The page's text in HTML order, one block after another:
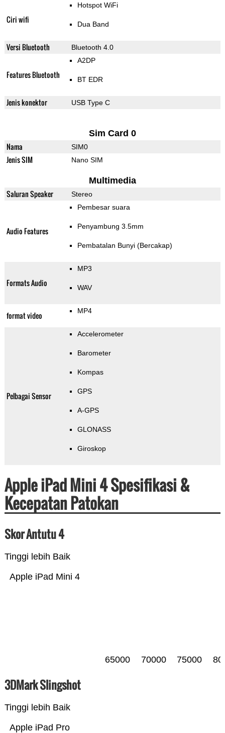
Ciri wifi
Hotspot WiFi
Dua Band
Versi Bluetooth Bluetooth 4.0
Features Bluetooth
A2DP
BT EDR
Jenis konektor USB Type C
Sim Card 0
Nama SIM0
Jenis SIM Nano SIM
Multimedia
Saluran Speaker Stereo
Audio Features
Pembesar suara
Penyambung 3.5mm
Pembatalan Bunyi (Bercakap)
Formats Audio
MP3
WAV
format video MP4
Pelbagai Sensor
Accelerometer
Barometer
Kompas
GPS
A-GPS
GLONASS
Giroskop
Apple iPad Mini 4 Spesifikasi &
Kecepatan Patokan
Skor Antutu 4
Tinggi lebih Baik
Apple iPad Mini 4
65000 70000 75000
3DMark Slingshot
Tinggi lebih Baik
Apple iPad Pro